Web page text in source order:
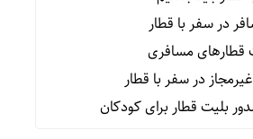
در سفر با قطار
قطارهای مسافری
در سفر با قطار
بلیت قطار برای کودکان